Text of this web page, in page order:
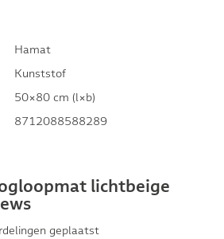
Hamat
Kunststof
50×80 cm (l×b)
8712088588289
lichtbeige
geplaatst